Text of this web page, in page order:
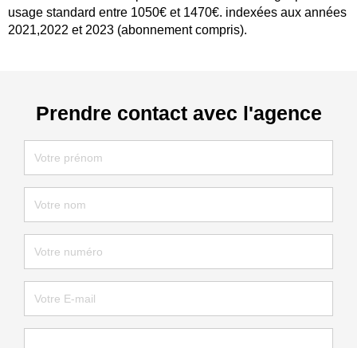
usage standard entre 1050€ et 1470€. indexées aux années
2021,2022 et 2023 (abonnement compris).
Prendre contact avec l'agence